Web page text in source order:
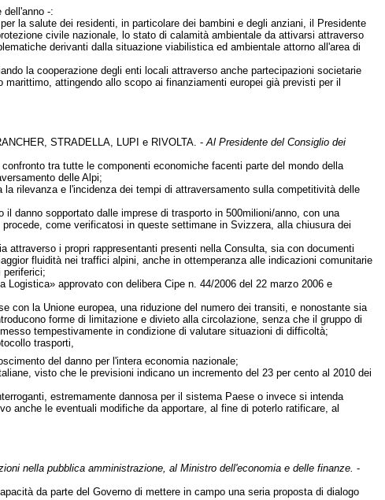
dell'anno -:
la salute dei residenti, in particolare dei bambini e degli anziani, il Presidente
civile nazionale, lo stato di calamità ambientale da attivarsi attraverso
derivanti dalla situazione viabilistica ed ambientale attorno all'area di
la cooperazione degli enti locali attraverso anche partecipazioni societarie
attingendo allo scopo ai finanziamenti europei già previsti per il
STRADELLA, LUPI e RIVOLTA. - Al Presidente del Consiglio dei
tra tutte le componenti economiche facenti parte del mondo della
delle Alpi;
rilevanza e l'incidenza dei tempi di attraversamento sulla competitività delle
danno sopportato dalle imprese di trasporto in 500milioni/anno, con una
come verificatosi in queste settimane in Svizzera, alla chiusura dei
i propri rappresentanti presenti nella Consulta, sia con documenti
fluidità nei traffici alpini, anche in ottemperanza alle indicazioni comunitarie
periferici;
approvato con delibera Cipe n. 44/2006 del 22 marzo 2006 e
con la Unione europea, una riduzione del numero dei transiti, e nonostante sia
forme di limitazione e divieto alla circolazione, senza che il gruppo di
tempestivamente in condizione di valutare situazioni di difficoltà;
trasporti,
del danno per l'intera economia nazionale;
visto che le previsioni indicano un incremento del 23 per cento al 2010 dei
estremamente dannosa per il sistema Paese o invece si intenda
anche le eventuali modifiche da apportare, al fine di poterlo ratificare, al
nella pubblica amministrazione, al Ministro dell'economia e delle finanze. -
da parte del Governo di mettere in campo una seria proposta di dialogo